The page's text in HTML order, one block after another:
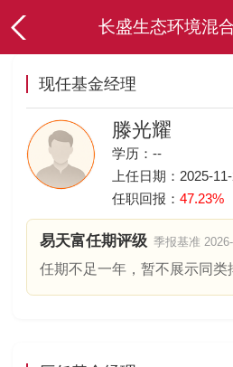
长盛生态环境混
现任基金经理
滕光耀
学历：--
上任日期：2025-
任职回报：47.23%
易天富任期评级 季报基准
任期不足一年，暂不展示同类